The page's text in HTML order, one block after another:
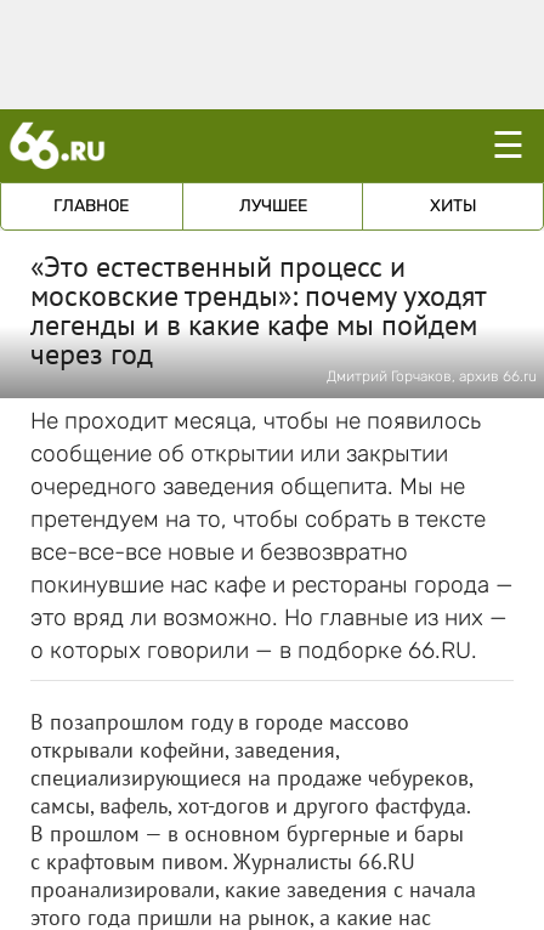
☰
ГЛАВНОЕ ЛУЧШЕЕ ХИТЫ
«Это естественный процесс и
московские тренды»: почему уходят
легенды и в какие кафе мы пойдем
через год
Дмитрий Горчаков, архив 66.ru
Не проходит месяца, чтобы не появилось
сообщение об открытии или закрытии
очередного заведения общепита. Мы не
претендуем на то, чтобы собрать в тексте
все-все-все новые и безвозвратно
покинувшие нас кафе и рестораны города —
это вряд ли возможно. Но главные из них —
о которых говорили — в подборке 66.RU.
В позапрошлом году в городе массово
открывали кофейни, заведения,
специализирующиеся на продаже чебуреков,
самсы, вафель, хот-догов и другого фастфуда.
В прошлом — в основном бургерные и бары
с крафтовым пивом. Журналисты 66.RU
проанализировали, какие заведения с начала
этого года пришли на рынок, а какие нас